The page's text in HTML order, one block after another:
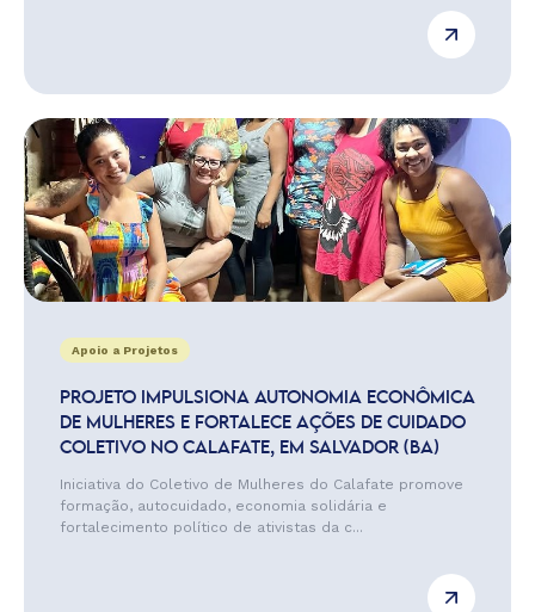
Apoio a Projetos
PROJETO IMPULSIONA AUTONOMIA ECONÔMICA
DE MULHERES E FORTALECE AÇÕES DE CUIDADO
COLETIVO NO CALAFATE, EM SALVADOR (BA)
Iniciativa do Coletivo de Mulheres do Calafate promove
formação, autocuidado, economia solidária e
fortalecimento político de ativistas da c...